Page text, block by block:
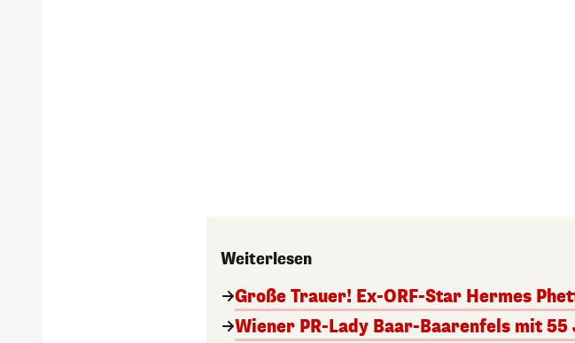
Weiterlesen
Große Trauer! Ex-ORF-Star Hermes
Wiener PR-Lady Baar-Baarenfels mit